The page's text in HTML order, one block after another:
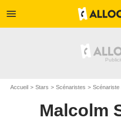
menu
Accueil Stars Scénaristes Scénariste
Malcolm